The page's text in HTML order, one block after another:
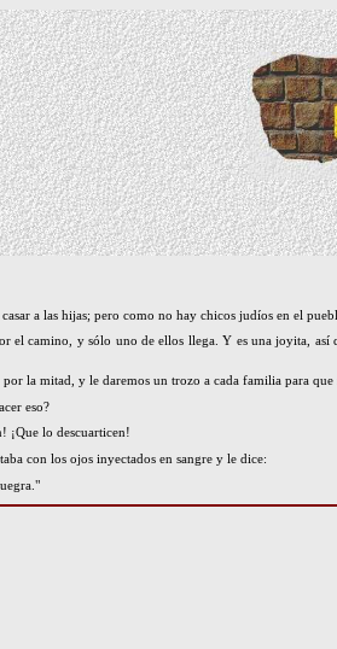
a las hijas; pero como no hay chicos judíos en el
el camino, y sólo uno de ellos llega. Y es una joyita,
la mitad, y le daremos un trozo a cada familia para
eso?
¡Que lo descuarticen!
con los ojos inyectados en sangre y le dice: